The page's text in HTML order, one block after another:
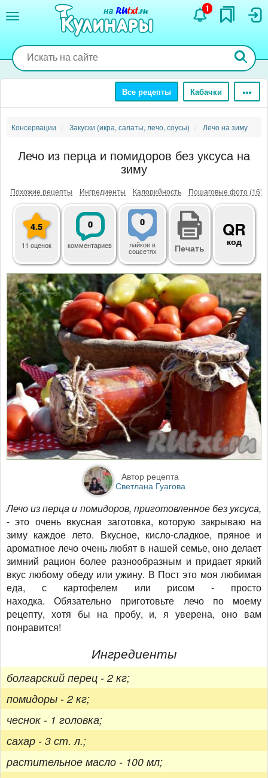
содержанию
1
Все рецепты Кабачки
Консервации Закуски (икра, салаты, лечо, соусы) Лечо на зиму
Лечо из перца и помидоров без уксуса на
зиму
Похожие рецепты Ингредиенты Калорийность Пошаговые фото (16)
4.5
11 оценок
0
комментариев
0
лайковв
соцсетях Печать
QR
код
Автор рецепта
Светлана Гуагова
Лечо из перца и помидоров, приготовленное без уксуса,
- это очень вкусная заготовка, которую закрываю на
зиму каждое лето. Вкусное, кисло-сладкое, пряное и
ароматное лечо очень любят в нашей семье, оно делает
зимний рацион более разнообразным и придает яркий
вкус любому обеду или ужину. В Пост это моя любимая
еда, с картофелем или рисом - просто
находка. Обязательно приготовьте лечо по моему
рецепту, хотя бы на пробу, и, я уверена, оно вам
понравится!
Ингредиенты
болгарский перец - 2 кг;
помидоры - 2 кг;
чеснок - 1 головка;
сахар - 3 ст. л.;
растительное масло - 100 мл;